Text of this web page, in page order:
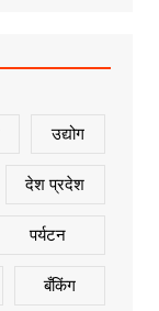
उद्योग
देश प्रदेश
पर्यटन
बँकिंग